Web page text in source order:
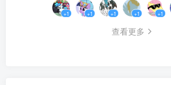
+1 +1 +1 +1 +1
查看更多